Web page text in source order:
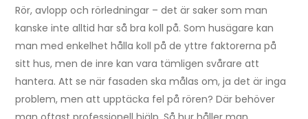
Rör, avlopp och rörledningar – det är saker som man
kanske inte alltid har så bra koll på. Som husägare kan
man med enkelhet hålla koll på de yttre faktorerna på
sitt hus, men de inre kan vara tämligen svårare att
hantera. Att se när fasaden ska målas om, ja det är inga
problem, men att upptäcka fel på rören? Där behöver